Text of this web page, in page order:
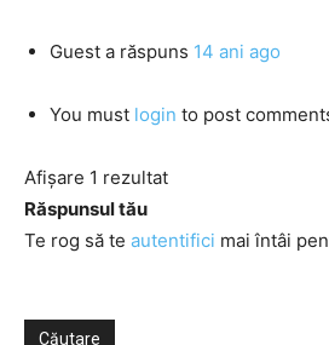
Guest a răspuns 14 ani ago
You must login to post
Afișare 1 rezultat
Răspunsul tău
Te rog să te autentifici mai întâi
Căutare